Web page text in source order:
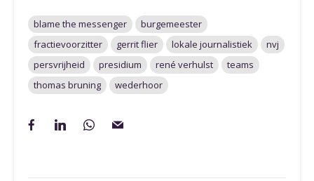
blame the messenger
burgemeester
fractievoorzitter
gerrit flier lokale journalistiek
nvj
persvrijheid
presidium rené verhulst
teams
thomas bruning
wederhoor